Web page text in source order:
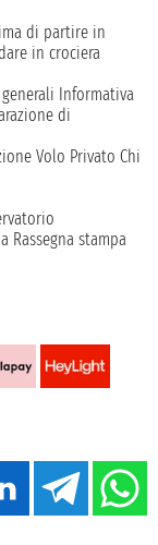
di partire in
in crociera
Informativa
di
Volo Privato Chi
Rassegna stampa